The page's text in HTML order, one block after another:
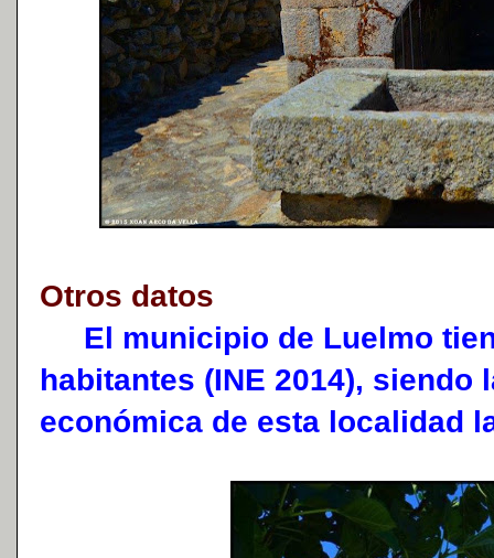
Otros datos
El municipio de Luelmo
habitantes (INE 2014),
económica de esta localidad